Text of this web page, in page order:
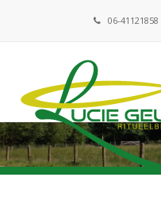
06-41121858